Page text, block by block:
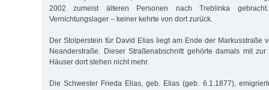
2002 zumeist älteren Personen nach Treblinka
Vernichtungslager – keiner kehrte von dort zurück.
Der Stolperstein für David Elias liegt am Ende der Markusstraße
Neanderstraße. Dieser Straßenabschnitt gehörte damals mit
Häuser dort stehen nicht mehr.
Die Schwester Frieda Elias, geb. Elias (geb. 6.1.1877),